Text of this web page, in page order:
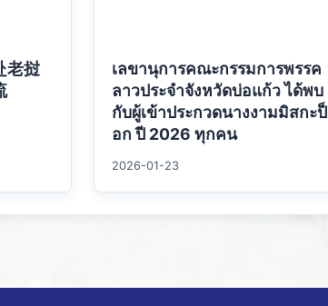
老挝
เลขานุการคณะกรรมการพรรค
ลาวประจำจังหวัดบ่อแก้ว ได้พบ
กับผู้เข้าประกวดนางงามมิสกะป็
อก ปี 2026 ทุกคน
2026-01-23